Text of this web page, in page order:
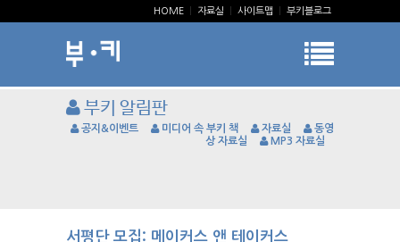
HOME 자료실 사이트맵 부키블로그
부키 알림판
공지&이벤트 미디어 속 부키 책 자료실
동영
상 자료실
MP3 자료실
서평단 모집: 메이커스 앤 테이커스